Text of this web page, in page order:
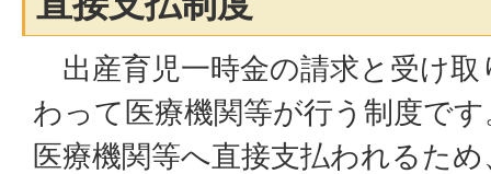
出産育児一時金の請求と受け取
わって医療機関等が行う制度で
医療機関等へ直接支払われるた